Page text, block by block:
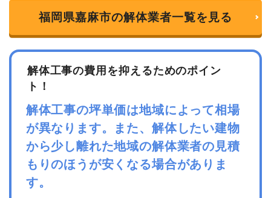
福岡県嘉麻市の解体業者一覧を見る
解体工事の費用を抑えるためのポイン
ト！
解体工事の坪単価は地域によって相場
が異なります。また、解体したい建物
から少し離れた地域の解体業者の見積
もりのほうが安くなる場合がありま
す。